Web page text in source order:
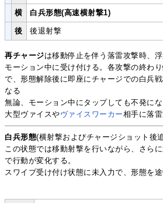
横 白兵形態(高速横射撃1)
後 後退射撃
再チャージは移動停止を伴う落雷攻撃時、
モーション中に受け付ける。各攻撃の終わ
で、形態解除後に即座にチャージでの白兵
なる
無論、モーション中にタップしても不発にな
大型ヴァイスやヴァイスワーカー相手に落
白兵形態(横射撃およびチャージショット後
この状態では移動射撃を行いながら、さら
で行動が変化する。
スワイプ受け付け状態に未入力で、形態を途